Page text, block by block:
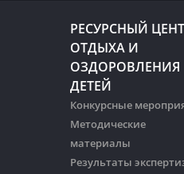
РЕСУРСНЫЙ
ОТДЫХА И
ОЗДОРОВЛЕНИЯ
ДЕТЕЙ
Конкурсные
Методические
материалы
Результаты